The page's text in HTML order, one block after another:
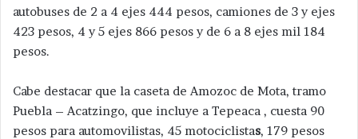
autobuses de 2 a 4 ejes 444 pesos, camiones de 3 y ejes
423 pesos, 4 y 5 ejes 866 pesos y de 6 a 8 ejes mil 184
pesos.
Cabe destacar que la caseta de Amozoc de Mota, tramo
Puebla – Acatzingo, que incluye a Tepeaca , cuesta 90
pesos para automovilistas, 45 motociclistas, 179 pesos